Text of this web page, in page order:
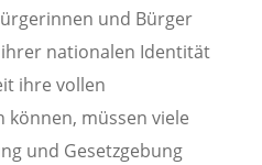
und Bürger
nationalen Identität
ihre vollen
können, müssen viele
und Gesetzgebung